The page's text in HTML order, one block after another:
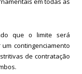
que o limite será
contingenciamento
de contratação